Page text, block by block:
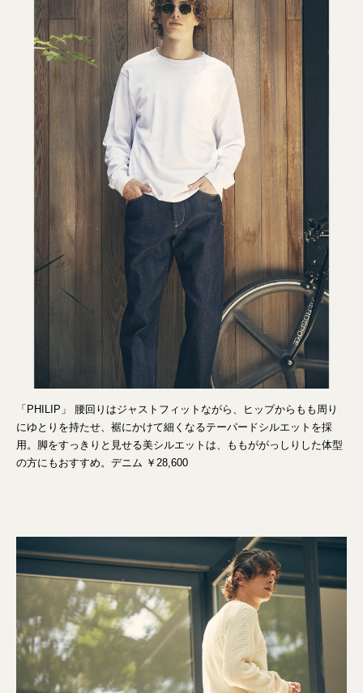
「PHILIP」 腰回りはジャストフィットながら、ヒップからもも周り
にゆとりを持たせ、裾にかけて細くなるテーパードシルエットを採
用。脚をすっきりと見せる美シルエットは、ももががっしりした体型
の方にもおすすめ。デニム ￥28,600